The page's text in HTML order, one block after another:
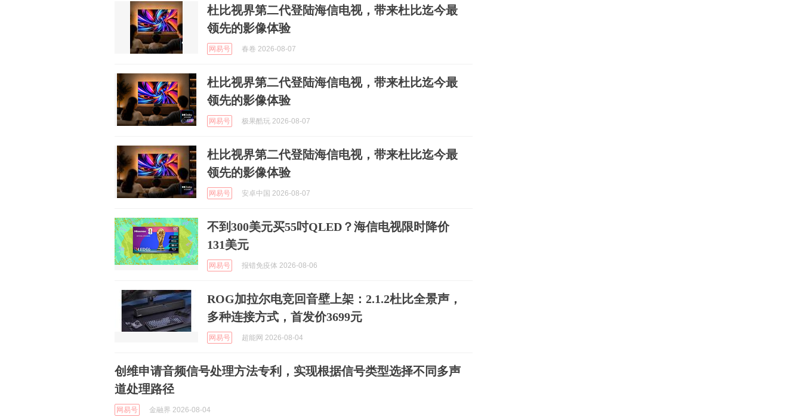
杜比视界第二代登陆海信电视，带来杜比迄今最
领先的影像体验
网易号 春卷 2026-08-07
杜比视界第二代登陆海信电视，带来杜比迄今最
领先的影像体验
网易号 极果酷玩 2026-08-07
杜比视界第二代登陆海信电视，带来杜比迄今最
领先的影像体验
网易号 安卓中国 2026-08-07
不到300美元买55吋QLED？海信电视限时降价
131美元
网易号 报错免疫体 2026-08-06
ROG加拉尔电竞回音壁上架：2.1.2杜比全景声，
多种连接方式，首发价3699元
网易号 超能网 2026-08-04
创维申请音频信号处理方法专利，实现根据信号类型选择不同多声
道处理路径
网易号 金融界 2026-08-04